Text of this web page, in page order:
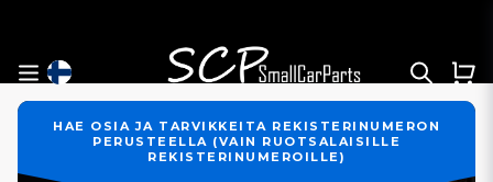
HAE OSIA JA TARVIKKEITA REKISTERINUMERON
PERUSTEELLA (VAIN RUOTSALAISILLE
REKISTERINUMEROILLE)